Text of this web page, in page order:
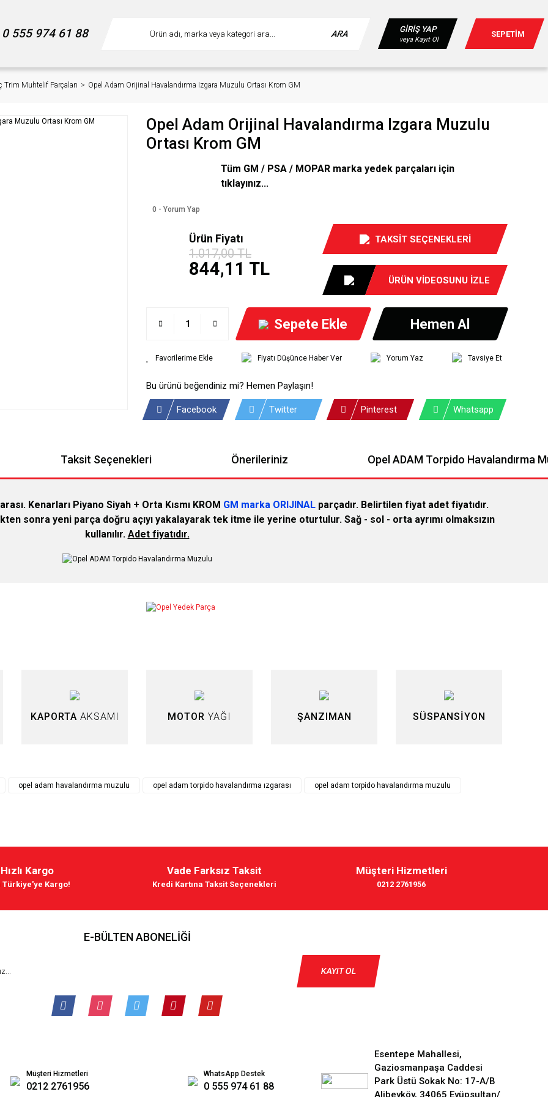
0 555 974 61 88 ARA GİRİŞ YAP
veya Kayıt Ol
SEPETİM
Trim Muhtelif Parçaları Opel Adam Orijinal Havalandırma Izgara Muzulu Ortası Krom GM
Opel Adam Orijinal Havalandırma Izgara Muzulu
Ortası Krom GM
Tüm GM / PSA / MOPAR marka yedek parçaları için
tıklayınız...
0 - Yorum Yap
Ürün Fiyatı
1.017,00 TL
844,11 TL
TAKSİT SEÇENEKLERİ
ÜRÜN VİDEOSUNU İZLE
Sepete Ekle Hemen Al
Fiyatı Düşünce Haber Ver Yorum Yaz Tavsiye Et
Bu ürünü beğendiniz mi? Hemen Paylaşın!
Facebook Twitter Pinterest Whatsapp
Taksit Seçenekleri Önerileriniz Opel ADAM Torpido Havalandırma
Kenarları Piyano Siyah + Orta Kısmı KROM GM marka ORIJINALparçadır. Belirtilen fiyat adet fiyatıdır.
sonra yeni parça doğru açıyı yakalayarak tek itme ile yerine oturtulur. Sağ - sol - orta ayrımı olmaksızın
kullanılır. Adet fiyatıdır.
yetersiz gördüğünüz noktaları öneri formunu kullanarak tarafımıza iletebilirsiniz.
KAPORTA AKSAMI MOTOR YAĞI ŞANZIMAN SÜSPANSİYON
opel adam havalandırma muzulu opel adam torpido havalandırma ızgarası opel adam torpido havalandırma muzulu
Hızlı Kargo
Türkiye'ye Kargo!
Vade Farksız Taksit
Kredi Kartına Taksit Seçenekleri
Müşteri Hizmetleri
0212 2761956
E-BÜLTEN ABONELİĞİ
KAYIT OL
Müşteri Hizmetleri
0212 2761956
WhatsApp Destek
0 555 974 61 88
Esentepe Mahallesi,
Gaziosmanpaşa Caddesi
Park Üstü Sokak No: 17-A/B
Alibeyköy, 34065 Eyüpsultan/